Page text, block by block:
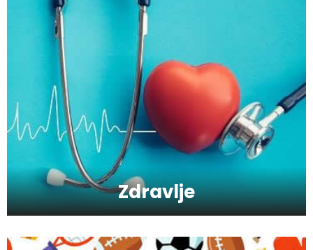
Zbog čega je zumba sve popularnija?
Mitovi o zdravoj hrani
Skijanje pa plivanje, idealne aktivnosti na
raspustu u Sloveniji
Zdravlje